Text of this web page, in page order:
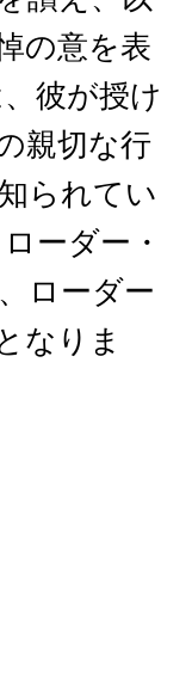
の意を表
彼が授け
親切な行
られてい
ーダー・
ローダー
なりま